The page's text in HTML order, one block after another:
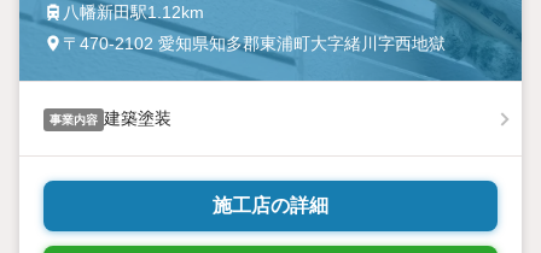
八幡新田駅1.12km
〒470-2102 愛知県知多郡東浦町大字緒川字西地獄
事業内容 建築塗装
施工店の詳細